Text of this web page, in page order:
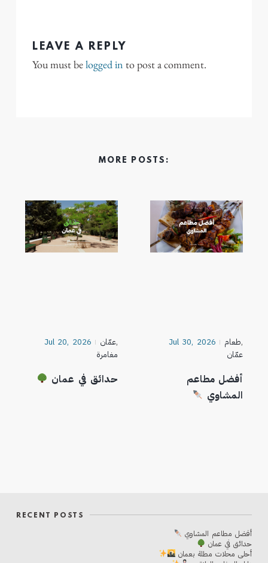
LEAVE A REPLY
You must belogged in to post a comment.
MORE POSTS:
Jul 30, 2026 طعام,
عمّان
أفضل مطاعم
المشاوي
Jul 20, 2026 عمّان,
مغامرة
حدائق في عمان
RECENT POSTS
أفضل مطاعم المشاوي
حدائق في عمان
أحلی محلات مطلة بعمان